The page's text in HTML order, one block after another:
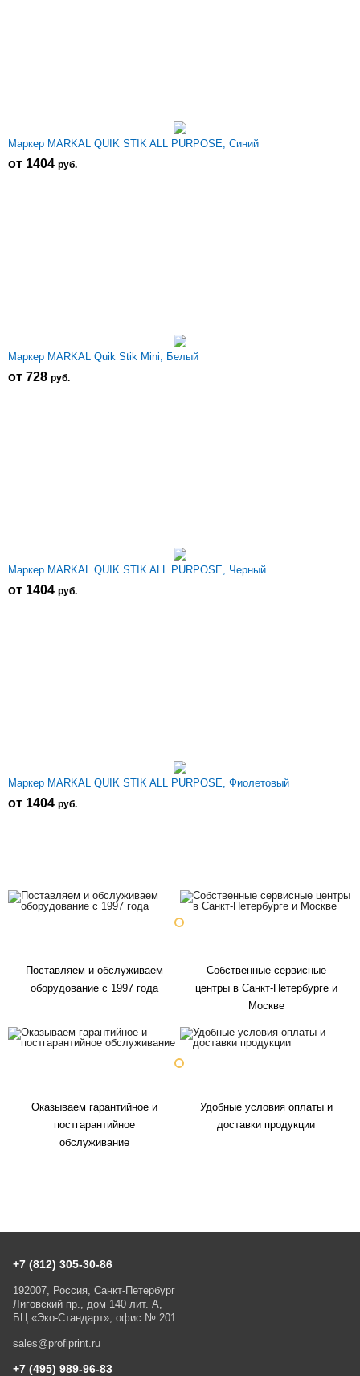
Маркер MARKAL QUIK STIK ALL PURPOSE, Синий
от 1404 руб.
Маркер MARKAL Quik Stik Mini, Белый
от 728 руб.
Маркер MARKAL QUIK STIK ALL PURPOSE, Черный
от 1404 руб.
Маркер MARKAL QUIK STIK ALL PURPOSE, Фиолетовый
от 1404 руб.
Поставляем и обслуживаем
оборудование с 1997 года
Собственные сервисные
центры в Санкт-Петербурге и
Москве
Оказываем гарантийное и
постгарантийное
обслуживание
Удобные условия оплаты и
доставки продукции
+7 (812) 305-30-86
192007, Россия, Санкт-Петербург
Лиговский пр., дом 140 лит. А,
БЦ «Эко-Стандарт», офис № 201
sales@profiprint.ru
+7 (495) 989-96-83